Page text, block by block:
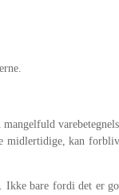
midlertidige, kan
bare fordi det er